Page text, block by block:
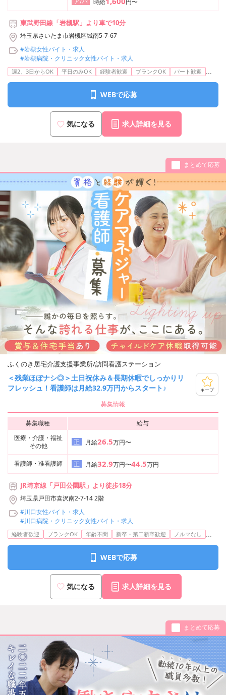
時給 円〜
東武野田線「岩槻駅」より車で10分
埼玉県さいたま市岩槻区城南5-7-67
#岩槻女性バイト・求人
#岩槻病院・クリニック女性バイト・求人
週2、3日からOK 平日のみOK 経験者歓迎 ブランクOK パート歓迎 ...
WEBで応募
気になる 求人詳細を見る
まとめて応募
ふくのき居宅介護支援事業所/訪問看護ステーション
＜残業ほぼナシ◎＞土日祝休み＆長期休暇でしっかりリ
フレッシュ！看護師は月給32.9万円からスタート♪
キープ
募集情報
募集職種
給与
医療・介護・福祉
その他
正 月給26.5万円〜
看護師・准看護師 正 月給32.9万円〜44.5万円
JR埼京線「戸田公園駅」より徒歩18分
埼玉県戸田市喜沢南2-7-14 2階
#川口女性バイト・求人
#川口病院・クリニック女性バイト・求人
経験者歓迎 ブランクOK 年齢不問 新卒・第二新卒歓迎 ノルマなし ...
WEBで応募
気になる 求人詳細を見る
まとめて応募